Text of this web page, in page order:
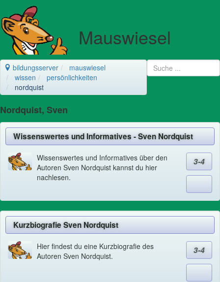
Mauswiesel
bildungsserver
mauswiesel
wissen
persönlichkeiten
nordquist
Nordquist, Sven
Wissenswertes und Informatives - Sven Nordquist
Wissenswertes und Informatives über den
Autoren Sven Nordquist kannst du hier
nachlesen.
3-4
Kurzbiografie Sven Nordquist
Hier findest du eine Kurzbiografie des
Autoren Sven Nordquist.
3-4